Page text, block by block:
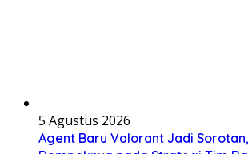
5 Agustus 2026
Agent Baru Valorant Jadi